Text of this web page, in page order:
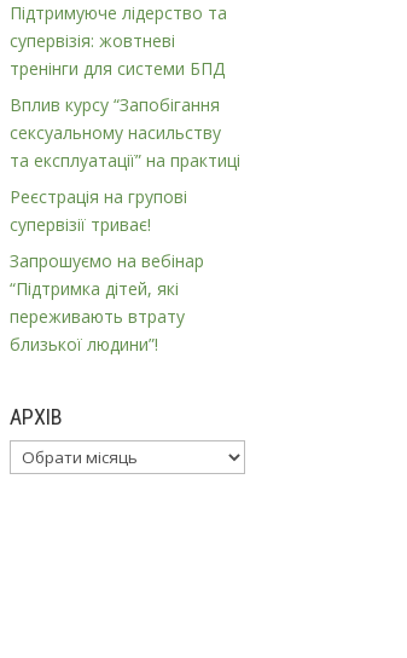
Підтримуюче лідерство та
супервізія: жовтневі
тренінги для системи БПД
Вплив курсу “Запобігання
сексуальному насильству
та експлуатації” на практиці
Реєстрація на групові
супервізії триває!
Запрошуємо на вебінар
“Підтримка дітей, які
переживають втрату
близької людини”!
АРХІВ
Архів